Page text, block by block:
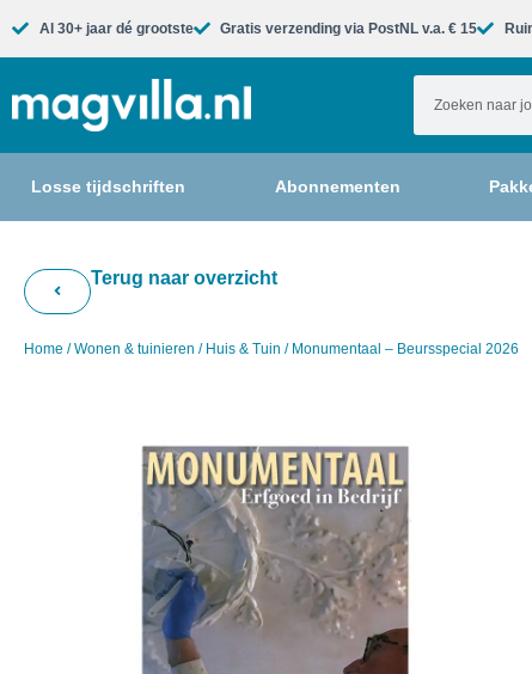
Al 30+ jaar dé grootste​ Gratis verzending via PostNL v.a. € 15
Losse tijdschriften Abonnementen
Terug naar overzicht
Home /Wonen & tuinieren / Huis & Tuin / Monumentaal – Beursspecial 2026